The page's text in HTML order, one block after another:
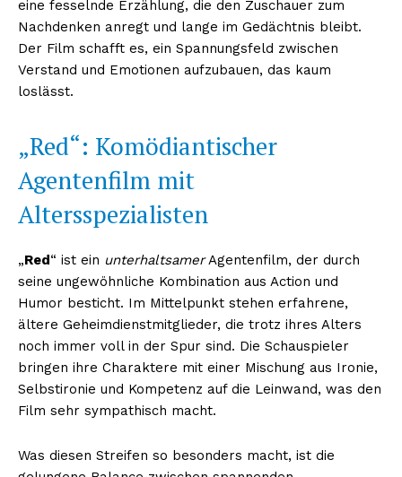
eine fesselnde Erzählung, die den Zuschauer zum
Nachdenken anregt und lange im Gedächtnis bleibt.
Der Film schafft es, ein Spannungsfeld zwischen
Verstand und Emotionen aufzubauen, das kaum
loslässt.
„Red“: Komödiantischer
Agentenfilm mit
Altersspezialisten
„Red“ ist ein unterhaltsamerAgentenfilm, der durch
seine ungewöhnliche Kombination aus Action und
Humor besticht. Im Mittelpunkt stehen erfahrene,
ältere Geheimdienstmitglieder, die trotz ihres Alters
noch immer voll in der Spur sind. Die Schauspieler
bringen ihre Charaktere mit einer Mischung aus Ironie,
Selbstironie und Kompetenz auf die Leinwand, was den
Film sehr sympathisch macht.
Was diesen Streifen so besonders macht, ist die